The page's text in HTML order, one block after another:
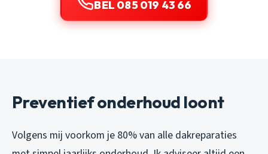
BEL 085 019 43 66
Preventief onderhoud loont
Volgens mij voorkom je 80% van alle dakreparaties